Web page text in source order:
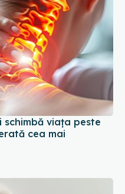
viața peste
cea mai